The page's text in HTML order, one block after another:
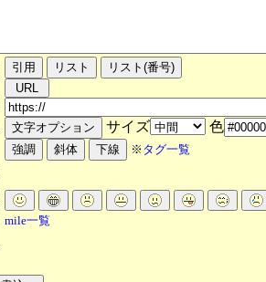
サイズ 色
※ タグ一覧
mile一覧